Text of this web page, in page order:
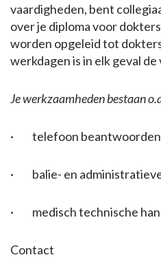
vaardigheden, bent
over je diploma voor
worden opgeleid tot
werkdagen is in elk geval de
Je werkzaamheden bestaan
· telefoon
· balie- en
· medisch technische
Contact